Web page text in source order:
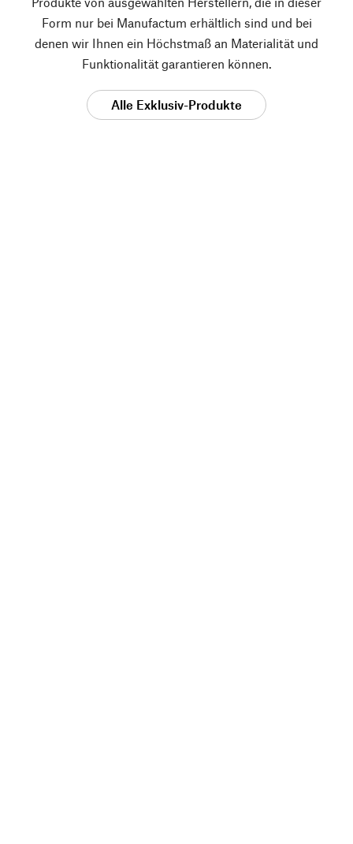
Form nur bei Manufactum erhältlich sind und bei
denen wir Ihnen ein Höchstmaß an Materialität und
Funktionalität garantieren können.
Alle Exklusiv-Produkte